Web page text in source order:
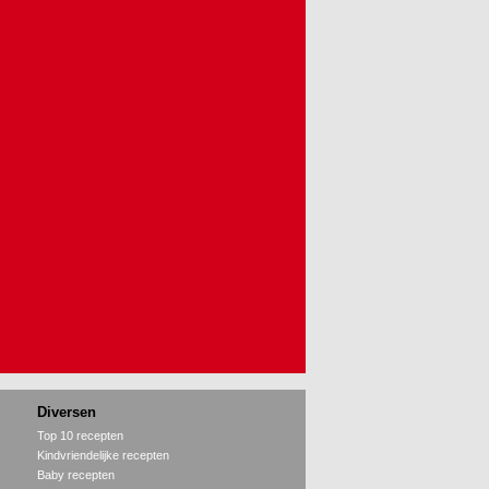
Diversen
Top 10 recepten
Kindvriendelijke recepten
Baby recepten